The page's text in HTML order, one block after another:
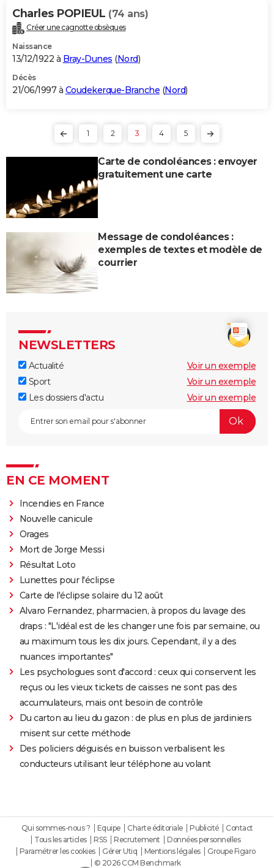
Charles POPIEUL (74 ans)
Créer une cagnotte obsèques
Naissance
13/12/1922 à Bray-Dunes (Nord)
Décès
21/06/1997 à Coudekerque-Branche (Nord)
1 2 3 4 5
Carte de condoléances : envoyer
gratuitement une carte
Message de condoléances :
exemples de textes et modèle de
courrier
NEWSLETTERS
Actualité
Voir un exemple
Sport
Voir un exemple
Les dossiers d'actu
Voir un exemple
EN CE MOMENT
Incendies en France
Nouvelle canicule
Orages
Mort de Jorge Messi
Résultat Loto
Lunettes pour l'éclipse
Carte de l'éclipse solaire du 12 août
Alvaro Fernandez, pharmacien, à propos du lavage des
draps : "L'idéal est de les changer une fois par semaine, ou
au maximum tous les dix jours. Cependant, il y a des
nuances importantes"
Les psychologues sont d'accord : ceux qui conservent les
reçus ou les vieux tickets de caisses ne sont pas des
accumulateurs, mais ont besoin de contrôle
Du carton au lieu du gazon : de plus en plus de jardiniers
misent sur cette méthode
Des policiers déguisés en buisson verbalisent les
conducteurs utilisant leur téléphone au volant
Qui sommes-nous ? Equipe Charte éditoriale Publicité
Contact
Tous les articles
RSS Recrutement
Données personnelles
Paramétrer les cookies
Gérer Utiq Mentions légales
Groupe Figaro
© 2026 CCM Benchmark